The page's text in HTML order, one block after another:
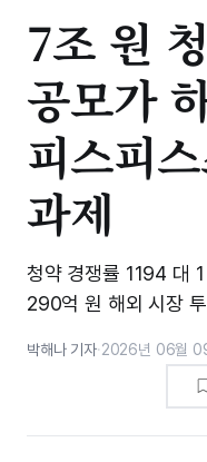
7조 원
공모가
피스피
과제
청약 경쟁률 1194 대
290억 원 해외 시장
박해나 기자·2026년 06월